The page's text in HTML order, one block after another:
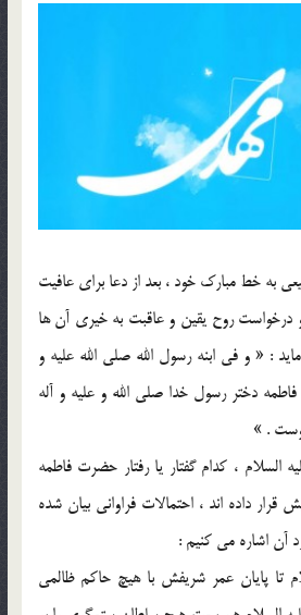
به خط مبارک خود ، بعد از دعا براي عافيت
درخواست روح يقين و عاقبت به خيري آن ها
: « و في ابنه رسول الله صلي الله عليه و
أسوه حسنه » ؛(1) « فاطمه دختر رسول خدا صلي الله و عليه و آله
. »
، کدام گفتار يا رفتار حضرت فاطمه
داده اند ، احتمالات فراواني بيان شده
آن اشاره مي کنيم :
تا پايان عمر شريفش با هيچ حاکم ظالمي